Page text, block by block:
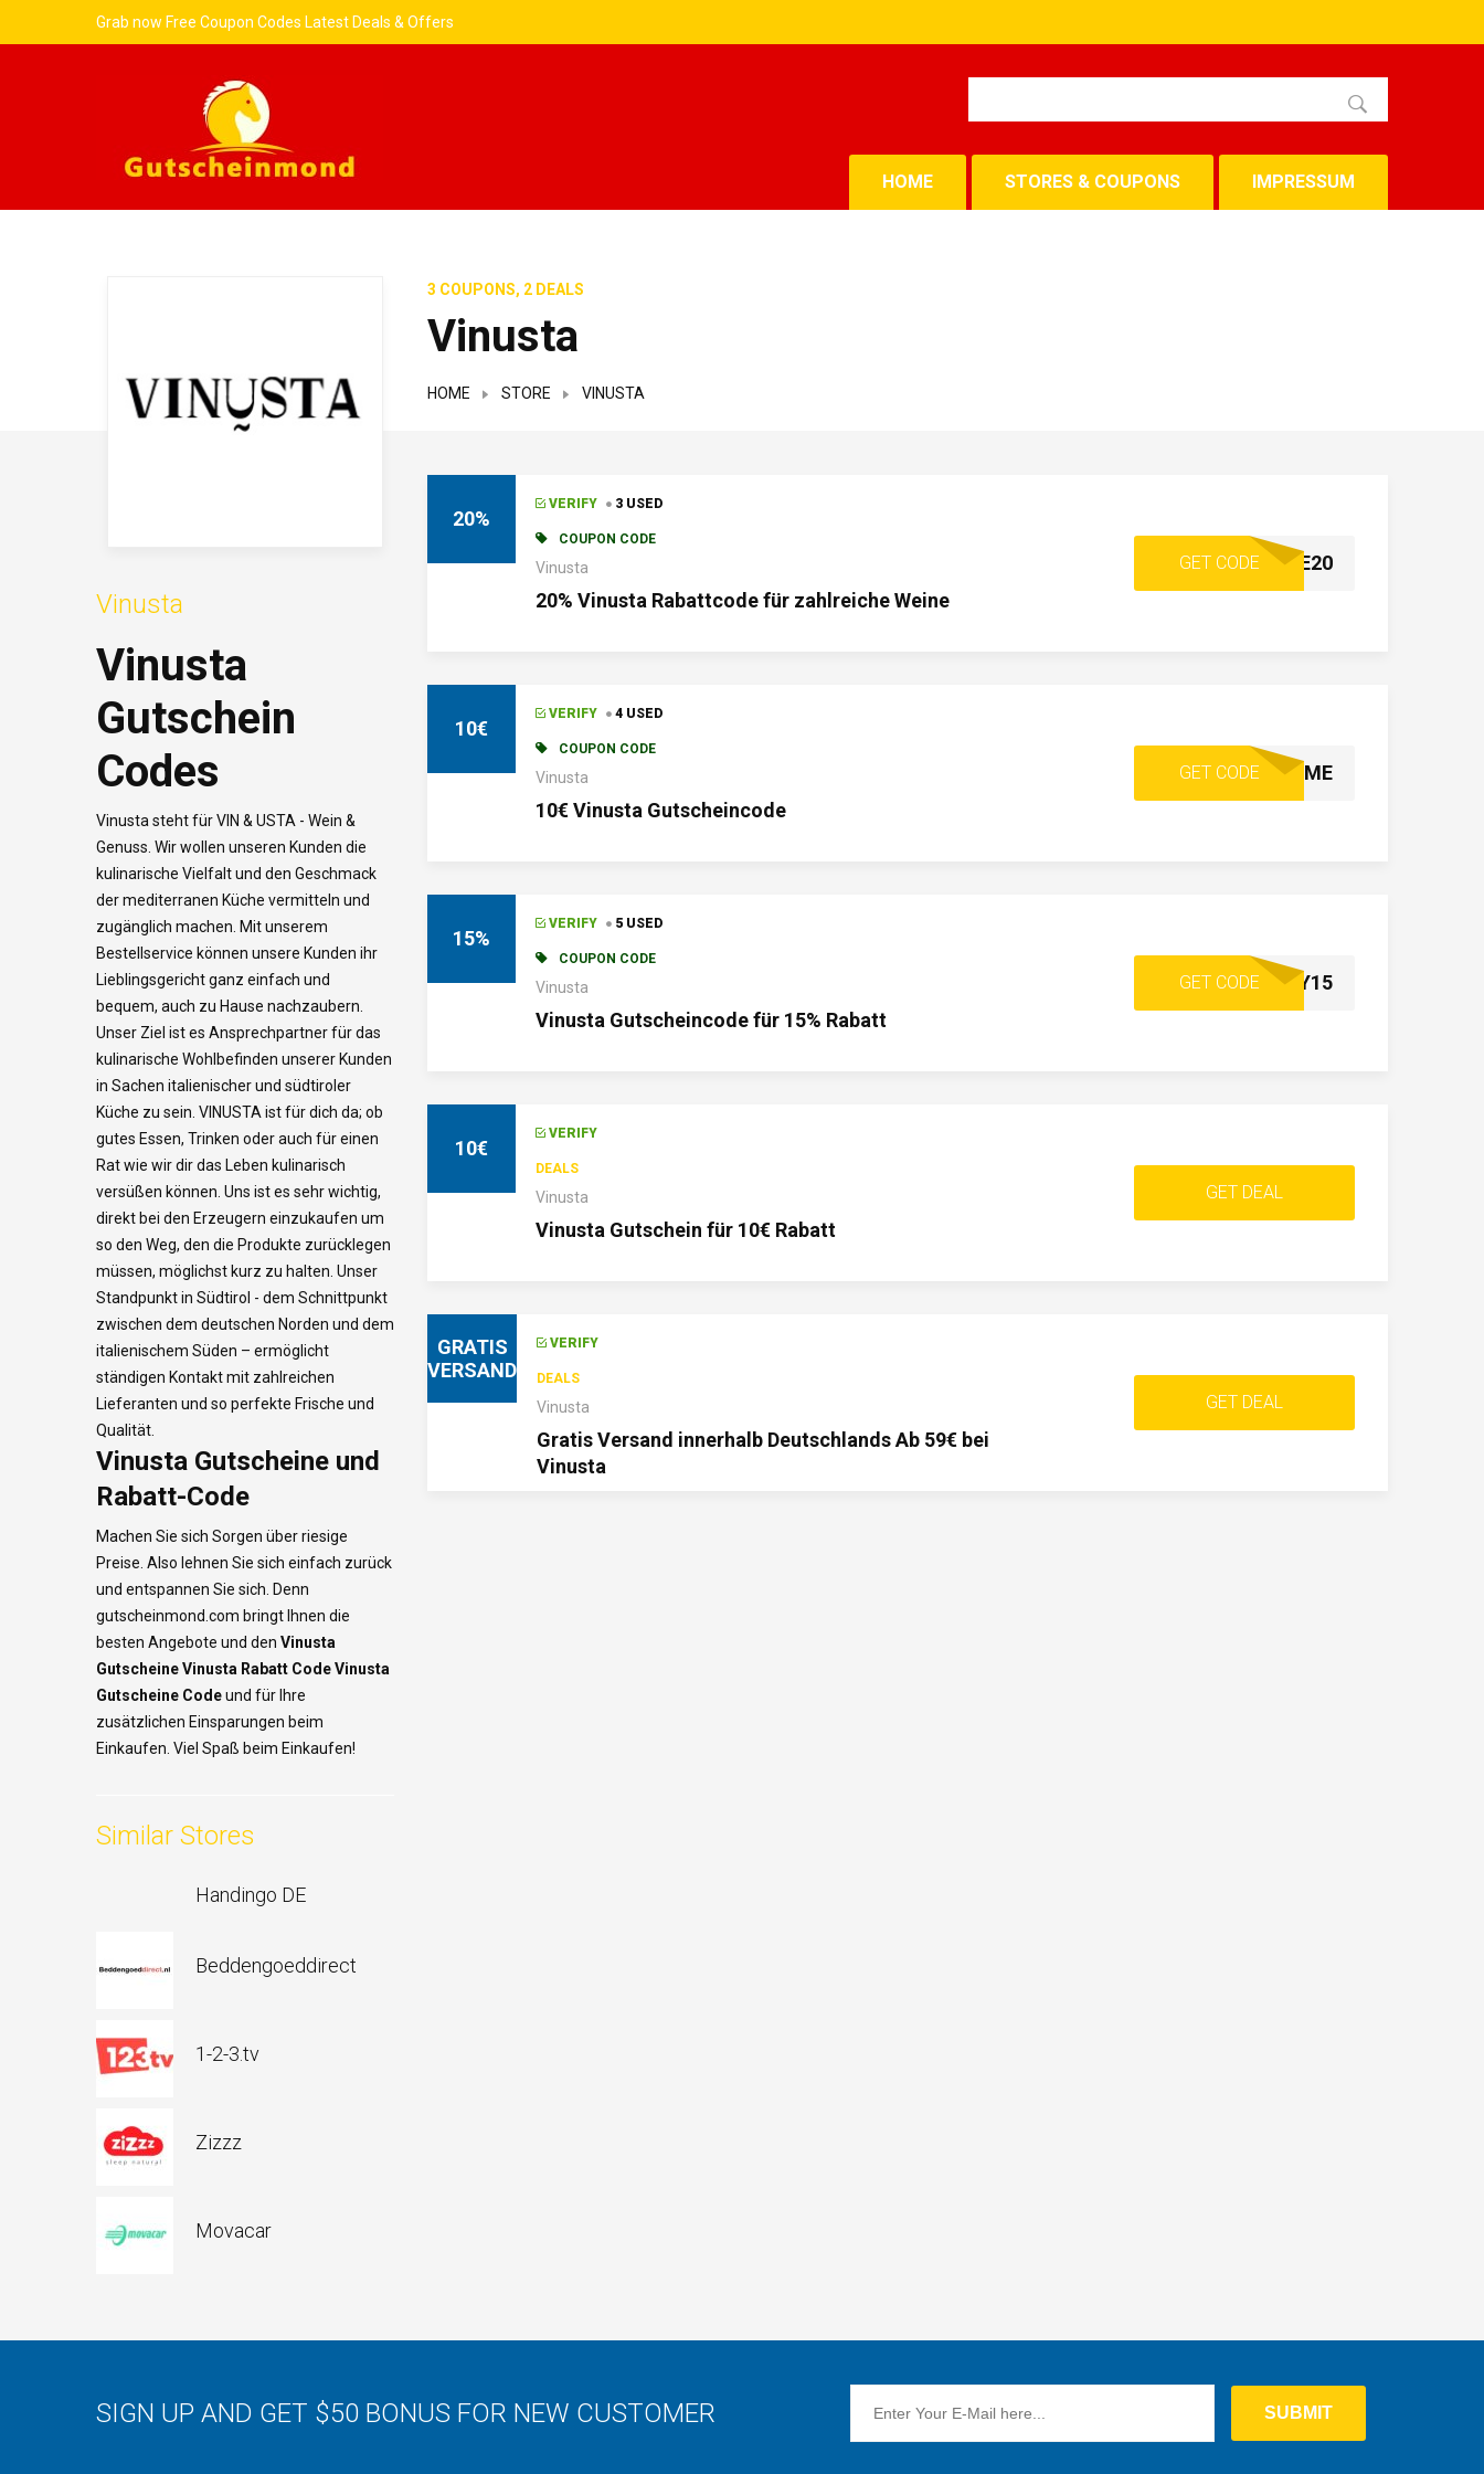
Grab now Free Coupon Codes Latest Deals & Offers
HOME STORES & COUPONS IMPRESSUM
3 COUPONS, 2 DEALS
Vinusta
HOME STORE VINUSTA
20%
VERIFY 3 USED
COUPON CODE
Vinusta
20% Vinusta Rabattcode für zahlreiche Weine
GET CODE WINE20
10€
VERIFY 4 USED
COUPON CODE
Vinusta
10€ Vinusta Gutscheincode
GET CODE
VINUSTAWELCOME
15%
VERIFY 5 USED
COUPON CODE
Vinusta
Vinusta Gutscheincode für 15% Rabatt
GET CODE
VINUSTAFRIDAY15
10€
VERIFY
DEALS
Vinusta
Vinusta Gutschein für 10€ Rabatt
GET DEAL
GRATIS
VERSAND
VERIFY
DEALS
Vinusta
Gratis Versand innerhalb Deutschlands Ab 59€ bei
Vinusta
GET DEAL
Vinusta
Vinusta
Gutschein
Codes
Vinusta steht für VIN & USTA - Wein &
Genuss. Wir wollen unseren Kunden die
kulinarische Vielfalt und den Geschmack
der mediterranen Küche vermitteln und
zugänglich machen. Mit unserem
Bestellservice können unsere Kunden ihr
Lieblingsgericht ganz einfach und
bequem, auch zu Hause nachzaubern.
Unser Ziel ist es Ansprechpartner für das
kulinarische Wohlbefinden unserer Kunden
in Sachen italienischer und südtiroler
Küche zu sein. VINUSTA ist für dich da; ob
gutes Essen, Trinken oder auch für einen
Rat wie wir dir das Leben kulinarisch
versüßen können. Uns ist es sehr wichtig,
direkt bei den Erzeugern einzukaufen um
so den Weg, den die Produkte zurücklegen
müssen, möglichst kurz zu halten. Unser
Standpunkt in Südtirol - dem Schnittpunkt
zwischen dem deutschen Norden und dem
italienischem Süden – ermöglicht
ständigen Kontakt mit zahlreichen
Lieferanten und so perfekte Frische und
Qualität.
Vinusta Gutscheine und
Rabatt-Code
Machen Sie sich Sorgen über riesige
Preise. Also lehnen Sie sich einfach zurück
und entspannen Sie sich. Denn
gutscheinmond.com bringt Ihnen die
besten Angebote und den Vinusta
Gutscheine Vinusta Rabatt Code Vinusta
Gutscheine Codeund für Ihre
zusätzlichen Einsparungen beim
Einkaufen. Viel Spaß beim Einkaufen!
Similar Stores
Handingo DE
Beddengoeddirect
1-2-3.tv
Zizzz
Movacar
SIGN UP AND GET $50 BONUS FOR NEW CUSTOMER